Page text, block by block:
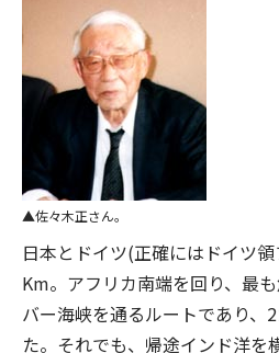
佐々木正さん。
日本とドイツ(正確にはドイツ
Km。アフリカ南端を回り、最
バー海峡を通るルートであり、
た。それでも、帰途インド洋を